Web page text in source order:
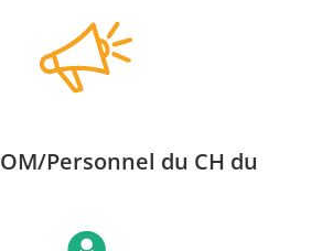
Personnel du CH du